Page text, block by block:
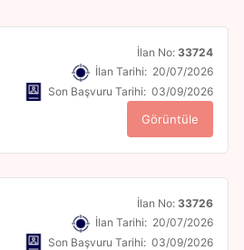
İlan No: 33724
İlan Tarihi: 20/07/2026
Son Başvuru Tarihi: 03/09/2026
Görüntüle
İlan No: 33726
İlan Tarihi: 20/07/2026
Son Başvuru Tarihi: 03/09/2026